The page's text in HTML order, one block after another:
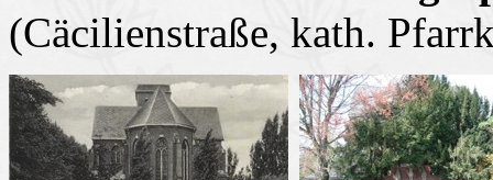
(Cäcilienstraße, kath.